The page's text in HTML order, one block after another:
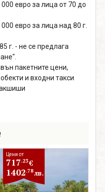
евро за лица от 70 до
евро за лица над 80 г.
г. - не се предлага
пакетните цени,
и входни такси
Цени от
717.23€
1402.78лв.